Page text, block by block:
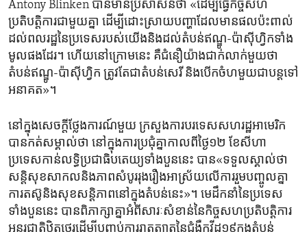
Antony Blinken បានមានប្រសាសន៍​ថា «ដើម្បី​ធ្វើ​កិច្ចសហ
ប្រតិបត្តិការ​ជាមួយគ្នា​ ដើម្បី​ដោះស្រាយ​បញ្ហា​ដែល​មានផល​ប៉ះពាល់​
ដល់​ពលរដ្ឋ​នៃ​ប្រទេសរបស់​យើង​និង​ដល់​តំបន់​ឥណ្ឌូ-ប៉ាស៊ីហ្វិកទាំង​
មូល​ផង​ដែរ។ ហើយនៅ​ក្រោម​នេះ ​គឺ​ជំនឿ​យ៉ាង​ជាក់លាក់មួយ​ថា​
តំបន់​ឥណ្ឌូ-ប៉ាស៊ីហ្វិក ត្រូវ​តែជាតំបន់សេរី និង​បើក​ចំហ​មួយ​ជាបន្ត​ទៅ​
អនាគត»។
នៅ​ក្នុង​សេចក្តី​ថ្លែងការណ៍មួយ​ ក្រសួង​ការបរទេស​សហរដ្ឋ​អាមេរិក​
បានកត់​សម្គាល់​ថា នៅ​ក្នុង​ការប្រជុំ​គ្នា​កាល​ពី​ថ្ងៃ១២ ខែសីហា ​
ប្រទេសកាន់​លទ្ធិប្រជាធិបតេយ្យទាំង​បួន​នេះ បាន​«ទទួល​ស្គាល់ថា​
សន្តិសុខសាកលនិង​ភាពសំបូរ​រុង​រឿងអាស្រ័យ​លើការ​រួមបញ្ចូលគ្នា​
ការតស៊ូនិង​សុខសន្តិភាព​នៅ​ក្នុង​តំបន់នេះ»។ មេដឹកនាំ​នៃ​ប្រទេស
ទាំង​បួននេះ ​បានពិភាក្សា​គ្នា​អំពីសារៈសំខាន់​នៃកិច្ច​សហប្រតិបត្តិការ
អន្តរជាតិឋិត​ថេរ​ដើម្បីបញ្ចប់ការរាតត្បាត​នៃ​ជំងឺ​កូវីដ១៩​ក្នុង​តំបន់​